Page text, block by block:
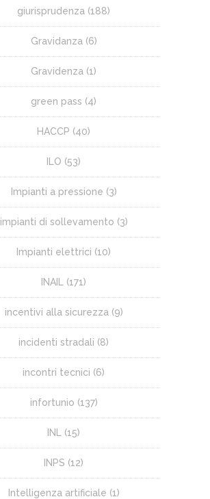
giurisprudenza (188)
Gravidanza (6)
Gravidenza (1)
green pass (4)
HACCP (40)
ILO (53)
Impianti a pressione (3)
impianti di sollevamento (3)
Impianti elettrici (10)
INAIL (171)
incentivi alla sicurezza (9)
incidenti stradali (8)
incontri tecnici (6)
infortunio (137)
INL (15)
INPS (12)
Intelligenza artificiale (1)